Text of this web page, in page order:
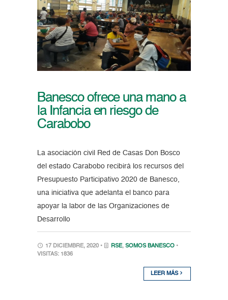
Banesco ofrece una mano a
la Infancia en riesgo de
Carabobo
La asociación civil Red de Casas Don Bosco
del estado Carabobo recibirá los recursos del
Presupuesto Participativo 2020 de Banesco,
una iniciativa que adelanta el banco para
apoyar la labor de las Organizaciones de
Desarrollo
17 DICIEMBRE, 2020 • RSE, SOMOS BANESCO •
VISITAS: 1836
LEER MÁS